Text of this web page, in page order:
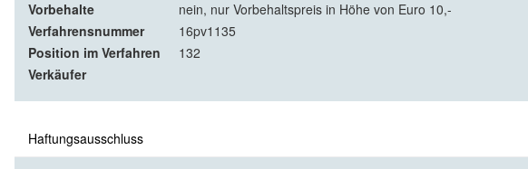
Vorbehalte
nein, nur Vorbehaltspreis in Höhe von Euro 10,-
Verfahrensnummer
16pv1135
Position im Verfahren
132
Verkäufer
Haftungsausschluss